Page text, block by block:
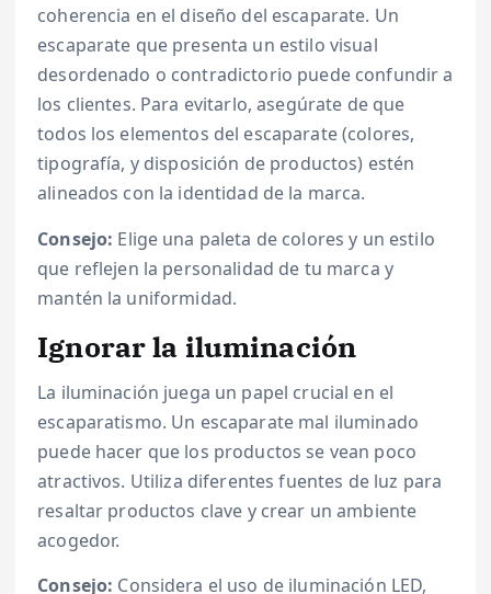
coherencia en el diseño del escaparate. Un
escaparate que presenta un estilo visual
desordenado o contradictorio puede confundir a
los clientes. Para evitarlo, asegúrate de que
todos los elementos del escaparate (colores,
tipografía, y disposición de productos) estén
alineados con la identidad de la marca.
Consejo: Elige una paleta de colores y un estilo
que reflejen la personalidad de tu marca y
mantén la uniformidad.
Ignorar la iluminación
La iluminación juega un papel crucial en el
escaparatismo. Un escaparate mal iluminado
puede hacer que los productos se vean poco
atractivos. Utiliza diferentes fuentes de luz para
resaltar productos clave y crear un ambiente
acogedor.
Consejo: Considera el uso de iluminación LED,